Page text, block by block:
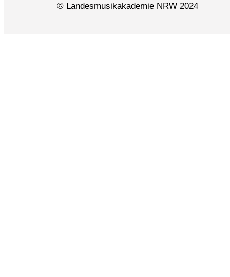
© Landesmusikakademie NRW 2024